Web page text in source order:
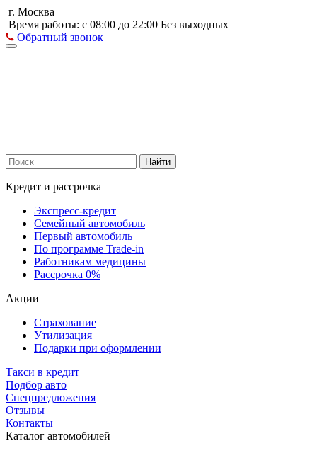
г. Москва
Время работы: с 08:00 до 22:00 Без выходных
Обратный звонок
Найти
Кредит и рассрочка
Экспресс-кредит
Семейный автомобиль
Первый автомобиль
По программе Trade-in
Работникам медицины
Рассрочка 0%
Акции
Страхование
Утилизация
Подарки при оформлении
Такси в кредит
Подбор авто
Спецпредложения
Отзывы
Контакты
Каталог автомобилей